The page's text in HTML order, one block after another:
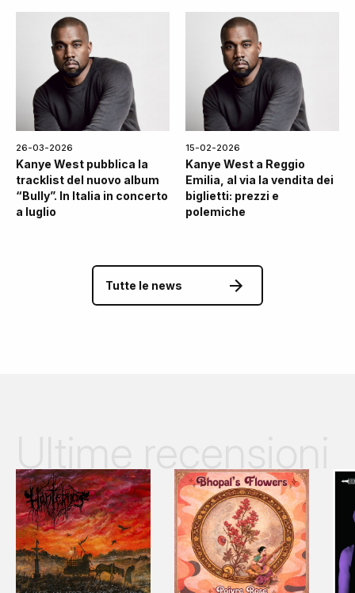
26-03-2026
Kanye West pubblica la
tracklist del nuovo album
“Bully”. In Italia in concerto
a luglio
15-02-2026
Kanye West a Reggio
Emilia, al via la vendita dei
biglietti: prezzi e
polemiche
Tutte le news